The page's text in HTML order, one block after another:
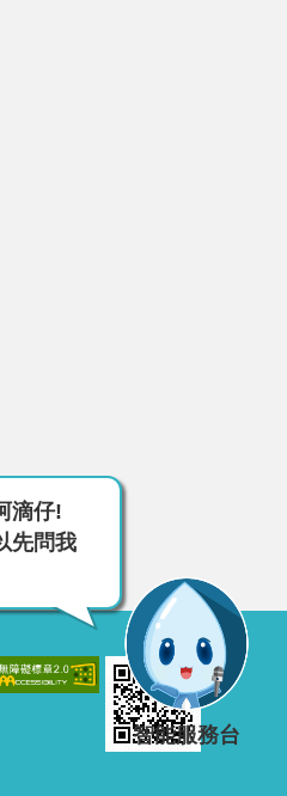
滴仔!
先問我
智能服務台